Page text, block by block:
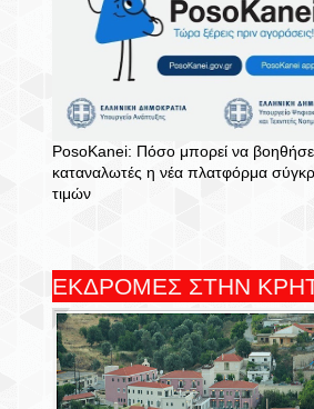
PosoKanei: Πόσο μπορεί να
καταναλωτές η νέα πλατφόρμα
τιμών
ΕΚΔΡΟΜΕΣ ΣΤΗΝ